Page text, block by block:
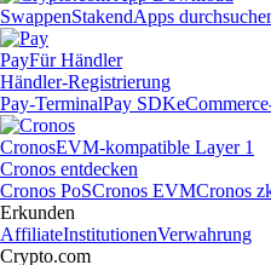
SwappenStakendApps
PayFür Händler
Händler-Registrierung
Pay-TerminalPay SDK
CronosEVM-kompatible Layer 1
Cronos entdecken
Cronos PoSCronos EVMCronos
Erkunden
AffiliateInstitutionenVerwahrung
Crypto.com